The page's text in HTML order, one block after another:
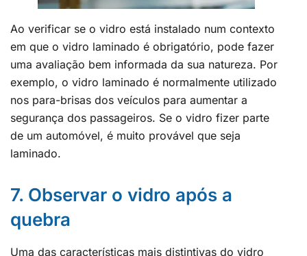
Ao verificar se o vidro está instalado num contexto
em que o vidro laminado é obrigatório, pode fazer
uma avaliação bem informada da sua natureza. Por
exemplo, o vidro laminado é normalmente utilizado
nos para-brisas dos veículos para aumentar a
segurança dos passageiros. Se o vidro fizer parte
de um automóvel, é muito provável que seja
laminado.
7. Observar o vidro após a
quebra
Uma das características mais distintivas do vidro